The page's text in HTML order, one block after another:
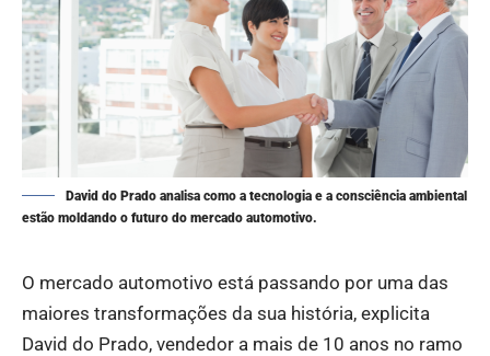
David do Prado analisa como a tecnologia e a consciência ambiental
estão moldando o futuro do mercado automotivo.
O mercado automotivo está passando por uma das
maiores transformações da sua história, explicita
David do Prado, vendedor a mais de 10 anos no ramo